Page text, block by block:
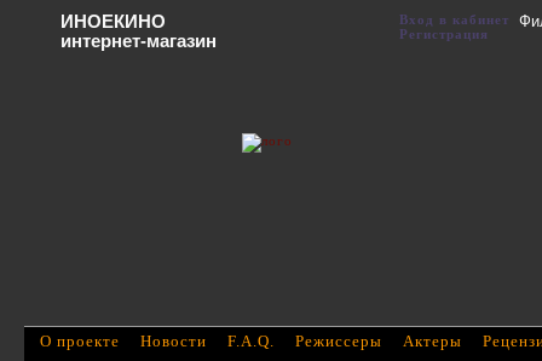
О проекте Новости F.A.Q. Режиссеры Актеры
ИНОЕКИНО
интернет-магазин
Вход в кабинет
Регистрация